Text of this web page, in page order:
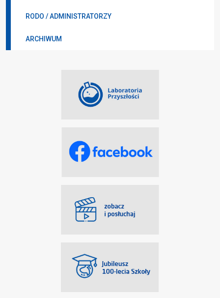
RODO / ADMINISTRATORZY
ARCHIWUM